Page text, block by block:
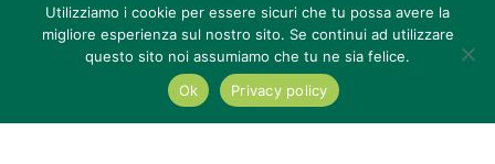
Editore Progetto Touring srl - iscrizione al ROC n°20616 - P.IVA e CF
02636800803 - Reg. Tribunale Reggio Calabria n° 04/1976 -
redazione@touring104.it
@2022 - All Right Reserved. Designed and Developed byAuranex|
Utilizziamo i cookie per essere sicuri che tu possa avere la
migliore esperienza sul nostro sito. Se continui ad utilizzare
questo sito noi assumiamo che tu ne sia felice.
Ok
Privacy policy